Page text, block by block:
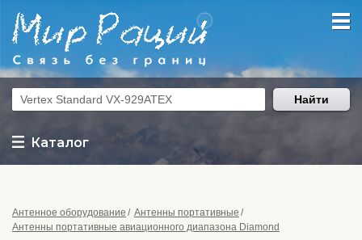
Каталог
Найти
Антенное оборудование
Антенны портативные
Антенны портативные авиационного диапазона Diamond